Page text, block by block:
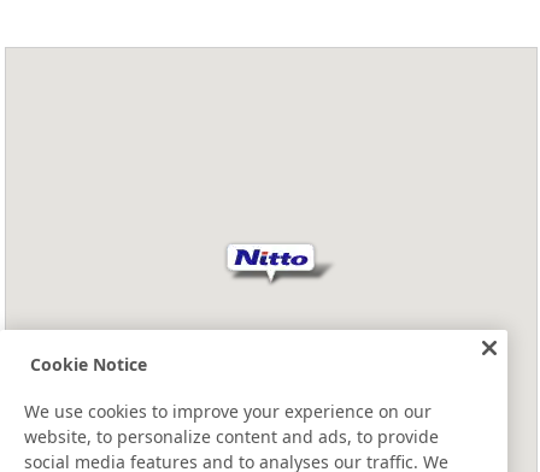
Cookie Notice
We use cookies to improve your experience on our
website, to personalize content and ads, to provide
social media features and to analyses our traffic. We